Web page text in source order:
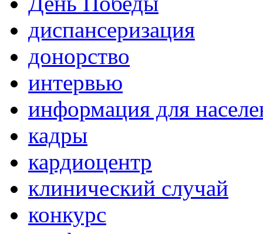
диспансеризация
донорство
интервью
информация для
кадры
кардиоцентр
клинический случай
конкурс